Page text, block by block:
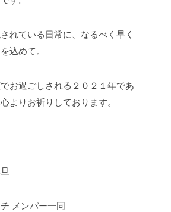
れている日常に、なるべく早く
込めて。
お過ごしされる２０２１年であ
よりお祈りしております。
メンバー一同